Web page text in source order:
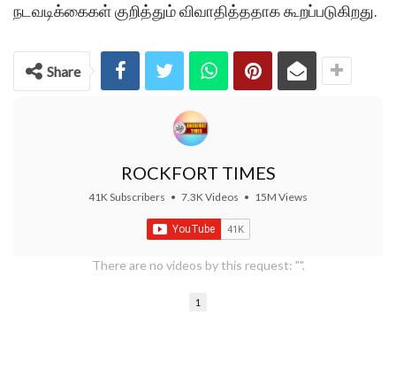
நடவடிக்கைகள் குறித்தும் விவாதித்ததாக கூறப்படுகிறது.
Share
ROCKFORT TIMES
41K Subscribers • 7.3K Videos • 15M Views
There are no videos by this request: "".
1